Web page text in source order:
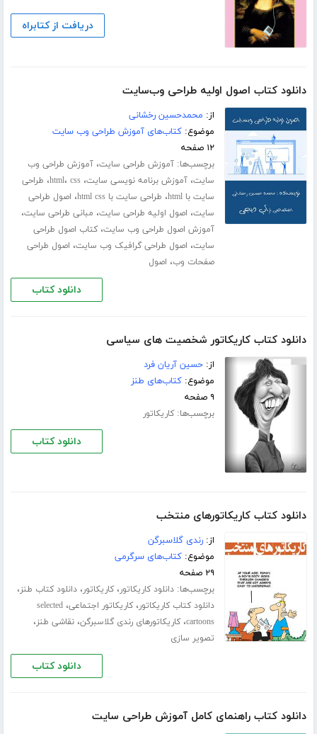
دریافت از کتابراه
دانلود کتاب اصول اولیه طراحی وب‌سایت
از: محمد‌حسین رخشانی
موضوع:کتاب‌های آموزش طراحی وب سایت
۱۲ صفحه
برچسب‌ها:آموزش طراحی سایت،آموزش طراحی وب
سایت،آموزش برنامه نویسی سایت، html، css ، طراحی
سایت با html
، طراحی سایت با html css ، اصول طراحی
سایت، اصول اولیه طراحی سایت، مبانی طراحی سایت،
آموزش اصول طراحی وب سایت،کتاب اصول طراحی
سایت، اصول طراحی گرافیک وب سایت، اصول طراحی
صفحات وب، اصول
دانلود کتاب
دانلود کتاب کاریکاتور شخصیت های سیاسی
از:حسین آریان فرد
موضوع:کتاب‌های طنز
۹ صفحه
برچسب‌ها:کاریکاتور
دانلود کتاب
دانلود کتاب کاریکاتورهای منتخب
از:رندی گلاسبرگن
موضوع:کتاب‌های سرگرمی
۲۹ صفحه
برچسب‌ها:دانلود کاریکاتور،کاریکاتور،دانلود کتاب طنز،
دانلود کتاب کاریکاتور،کاریکاتور اجتماعی،selected
cartoons،کاریکاتورهای رندی گلاسبرگن،نقاشی طنز،
تصویر سازی
دانلود کتاب
دانلود کتاب راهنمای کامل آموزش طراحی سایت